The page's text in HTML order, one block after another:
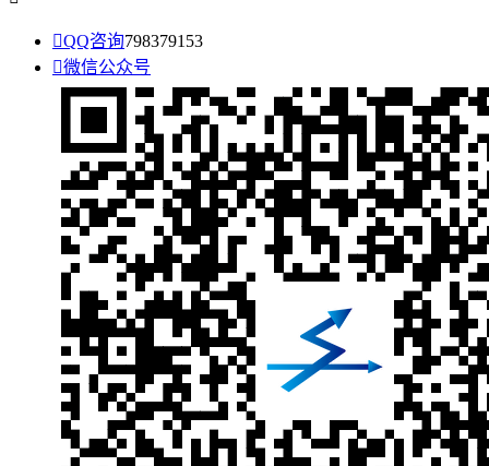
QQ咨询798379153
微信公众号